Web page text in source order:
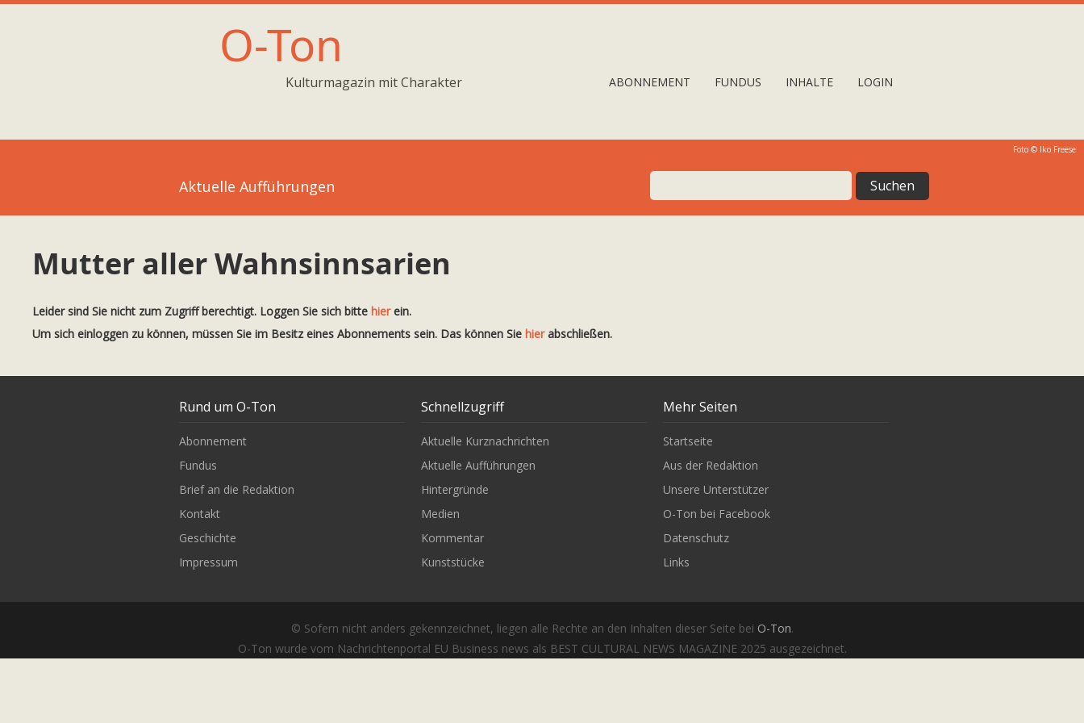
O-Ton
Kulturmagazin mit Charakter ABONNEMENT FUNDUS INHALTE LOGIN
Foto © Iko Freese
Aktuelle Aufführungen
Mutter aller Wahnsinnsarien
Leider sind Sie nicht zum Zugriff berechtigt. Loggen Sie sich bitte hierein.
Um sich einloggen zu können, müssen Sie im Besitz eines Abonnements sein. Das können Sie hierabschließen.
© Sofern nicht anders gekennzeichnet, liegen alle Rechte an den Inhalten dieser Seite bei O-Ton.
O-Ton wurde vom Nachrichtenportal EU Business news als BEST CULTURAL NEWS MAGAZINE 2025 ausgezeichnet.
Rund um O-Ton
Abonnement
Fundus
Brief an die Redaktion
Kontakt
Geschichte
Impressum
Schnellzugriff
Aktuelle Kurznachrichten
Aktuelle Aufführungen
Hintergründe
Medien
Kommentar
Kunststücke
Mehr Seiten
Startseite
Aus der Redaktion
Unsere Unterstützer
O-Ton bei Facebook
Datenschutz
Links